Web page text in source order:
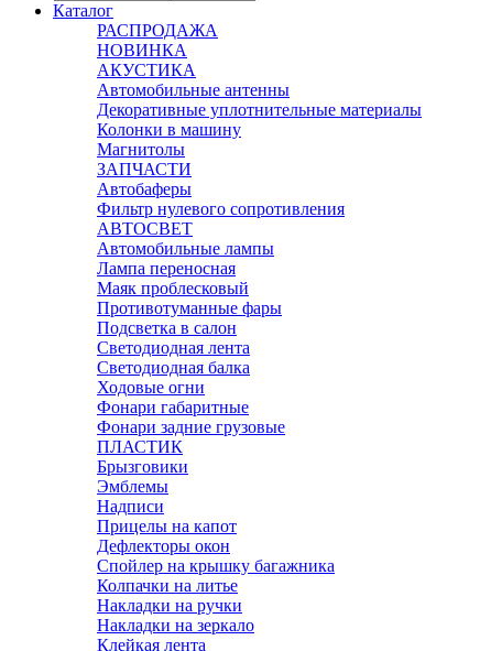
Каталог
РАСПРОДАЖА
НОВИНКА
АКУСТИКА
Автомобильные антенны
Декоративные уплотнительные материалы
Колонки в машину
Магнитолы
ЗАПЧАСТИ
Автобаферы
Фильтр нулевого сопротивления
АВТОСВЕТ
Автомобильные лампы
Лампа переносная
Маяк проблесковый
Противотуманные фары
Подсветка в салон
Светодиодная лента
Светодиодная балка
Ходовые огни
Фонари габаритные
Фонари задние грузовые
ПЛАСТИК
Брызговики
Эмблемы
Надписи
Прицелы на капот
Дефлекторы окон
Спойлер на крышку багажника
Колпачки на литье
Накладки на ручки
Накладки на зеркало
Клейкая лента